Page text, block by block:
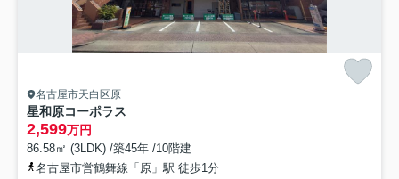
名古屋市天白区原
星和原コーポラス
2,599万円
86.58㎡ (3LDK) /築45年 /10階建
名古屋市営鶴舞線「原」駅 徒歩1分